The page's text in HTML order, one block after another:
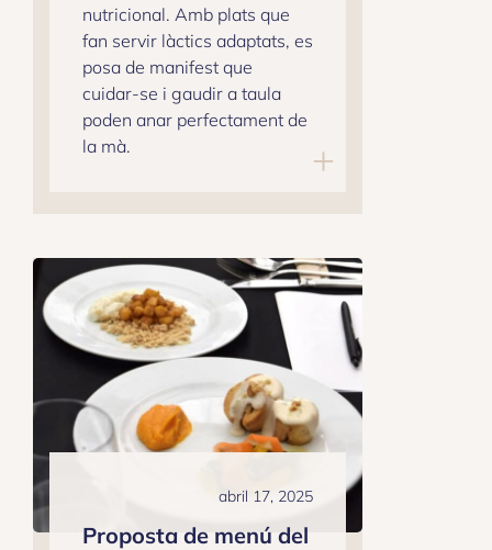
nutricional. Amb plats que
fan servir làctics adaptats, es
posa de manifest que
cuidar-se i gaudir a taula
poden anar perfectament de
la mà.
abril 17, 2025
Proposta de menú del